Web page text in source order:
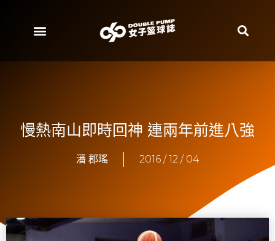
慢熱南山即時回神 連兩年前進八強
潘 郡瑤 2016 / 12 / 04